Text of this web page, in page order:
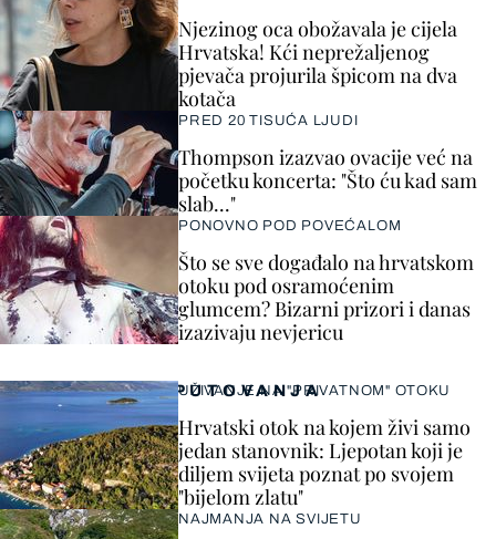
Njezinog oca obožavala je cijela
Hrvatska! Kći neprežaljenog
pjevača projurila špicom na dva
kotača
PRED 20 TISUĆA LJUDI
Thompson izazvao ovacije već na
početku koncerta: "Što ću kad sam
slab..."
PONOVNO POD POVEĆALOM
Što se sve događalo na hrvatskom
otoku pod osramoćenim
glumcem? Bizarni prizori i danas
izazivaju nevjericu
PUTOVANJA
UŽIVANJE NA "PRIVATNOM" OTOKU
Hrvatski otok na kojem živi samo
jedan stanovnik: Ljepotan koji je
diljem svijeta poznat po svojem
"bijelom zlatu"
NAJMANJA NA SVIJETU